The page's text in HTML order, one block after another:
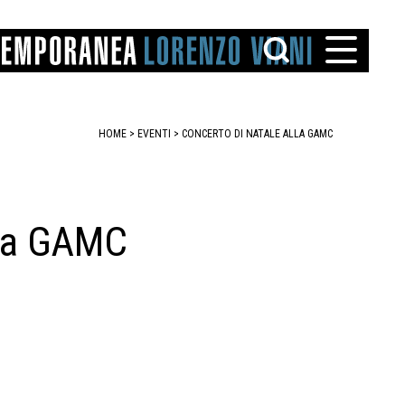
HOME > EVENTI > CONCERTO DI NATALE ALLA GAMC
GAMC